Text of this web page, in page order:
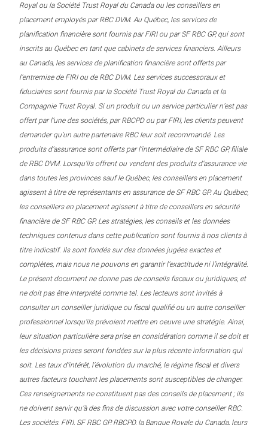
Royal ou la Société Trust Royal du Canada ou les conseillers en
placement employés par RBC DVM. Au Québec, les services de
planification financière sont fournis par FIRI ou par SF RBC GP, qui sont
inscrits au Québec en tant que cabinets de services financiers. Ailleurs
au Canada, les services de planification financière sont offerts par
l’entremise de FIRI ou de RBC DVM. Les services successoraux et
fiduciaires sont fournis par la Société Trust Royal du Canada et la
Compagnie Trust Royal. Si un produit ou un service particulier n’est pas
offert par l’une des sociétés, par RBCPD ou par FIRI, les clients peuvent
demander qu’un autre partenaire RBC leur soit recommandé. Les
produits d’assurance sont offerts par l’intermédiaire de SF RBC GP, filiale
de RBC DVM. Lorsqu’ils offrent ou vendent des produits d’assurance vie
dans toutes les provinces sauf le Québec, les conseillers en placement
agissent à titre de représentants en assurance de SF RBC GP. Au Québec,
les conseillers en placement agissent à titre de conseillers en sécurité
financière de SF RBC GP. Les stratégies, les conseils et les données
techniques contenus dans cette publication sont fournis à nos clients à
titre indicatif. Ils sont fondés sur des données jugées exactes et
complètes, mais nous ne pouvons en garantir l’exactitude ni l’intégralité.
Le présent document ne donne pas de conseils fiscaux ou juridiques, et
ne doit pas être interprété comme tel. Les lecteurs sont invités à
consulter un conseiller juridique ou fiscal qualifié ou un autre conseiller
professionnel lorsqu’ils prévoient mettre en oeuvre une stratégie. Ainsi,
leur situation particulière sera prise en considération comme il se doit et
les décisions prises seront fondées sur la plus récente information qui
soit. Les taux d’intérêt, l’évolution du marché, le régime fiscal et divers
autres facteurs touchant les placements sont susceptibles de changer.
Ces renseignements ne constituent pas des conseils de placement ; ils
ne doivent servir qu’à des fins de discussion avec votre conseiller RBC.
Les sociétés, FIRI, SF RBC GP, RBCPD, la Banque Royale du Canada, leurs